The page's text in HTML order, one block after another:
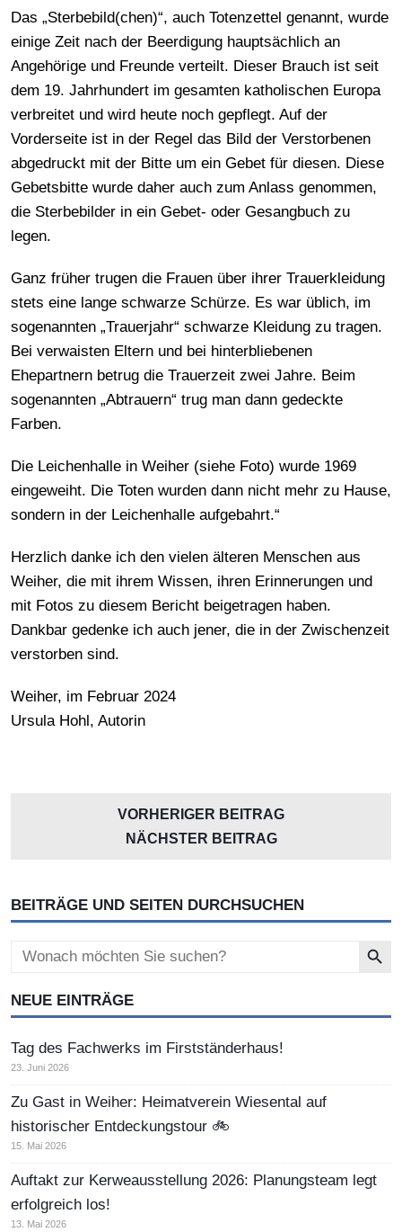
Das „Sterbebild(chen)“, auch Totenzettel genannt, wurde
einige Zeit nach der Beerdigung hauptsächlich an
Angehörige und Freunde verteilt. Dieser Brauch ist seit
dem 19. Jahrhundert im gesamten katholischen Europa
verbreitet und wird heute noch gepflegt. Auf der
Vorderseite ist in der Regel das Bild der Verstorbenen
abgedruckt mit der Bitte um ein Gebet für diesen. Diese
Gebetsbitte wurde daher auch zum Anlass genommen,
die Sterbebilder in ein Gebet- oder Gesangbuch zu
legen.
Ganz früher trugen die Frauen über ihrer Trauerkleidung
stets eine lange schwarze Schürze. Es war üblich, im
sogenannten „Trauerjahr“ schwarze Kleidung zu tragen.
Bei verwaisten Eltern und bei hinterbliebenen
Ehepartnern betrug die Trauerzeit zwei Jahre. Beim
sogenannten „Abtrauern“ trug man dann gedeckte
Farben.
Die Leichenhalle in Weiher (siehe Foto) wurde 1969
eingeweiht. Die Toten wurden dann nicht mehr zu Hause,
sondern in der Leichenhalle aufgebahrt.“
Herzlich danke ich den vielen älteren Menschen aus
Weiher, die mit ihrem Wissen, ihren Erinnerungen und
mit Fotos zu diesem Bericht beigetragen haben.
Dankbar gedenke ich auch jener, die in der Zwischenzeit
verstorben sind.
Weiher, im Februar 2024
Ursula Hohl, Autorin
VORHERIGER BEITRAG
NÄCHSTER BEITRAG
BEITRÄGE UND SEITEN DURCHSUCHEN
Search
for:
NEUE EINTRÄGE
Tag des Fachwerks im Firstständerhaus!
23. Juni 2026
Zu Gast in Weiher: Heimatverein Wiesental auf
historischer Entdeckungstour 🚲
15. Mai 2026
Auftakt zur Kerweausstellung 2026: Planungsteam legt
erfolgreich los!
13. Mai 2026